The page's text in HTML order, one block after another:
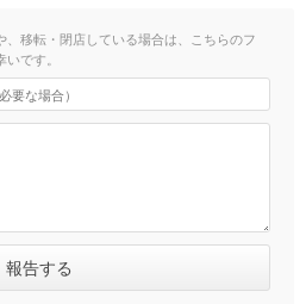
移転・閉店している場合は、こちらのフ
です。